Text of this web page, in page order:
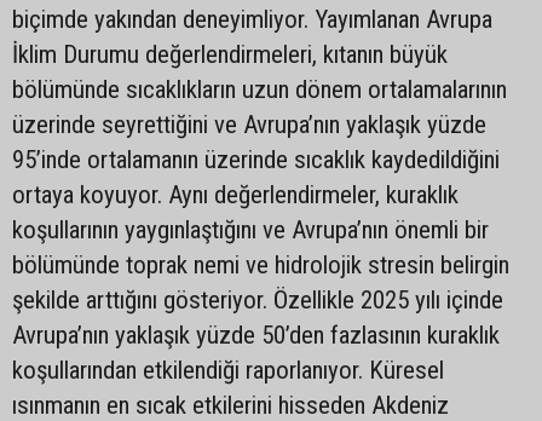
biçimde yakından deneyimliyor. Yayımlanan Avrupa
İklim Durumu değerlendirmeleri, kıtanın büyük
bölümünde sıcaklıkların uzun dönem ortalamalarının
üzerinde seyrettiğini ve Avrupa’nın yaklaşık yüzde
95’inde ortalamanın üzerinde sıcaklık kaydedildiğini
ortaya koyuyor. Aynı değerlendirmeler, kuraklık
koşullarının yaygınlaştığını ve Avrupa’nın önemli bir
bölümünde toprak nemi ve hidrolojik stresin belirgin
şekilde arttığını gösteriyor. Özellikle 2025 yılı içinde
Avrupa’nın yaklaşık yüzde 50’den fazlasının kuraklık
koşullarından etkilendiği raporlanıyor. Küresel
ısınmanın en sıcak etkilerini hisseden Akdeniz